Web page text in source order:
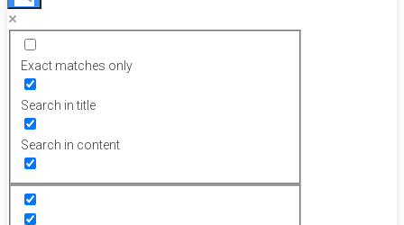
Exact matches only
Search in title
Search in content